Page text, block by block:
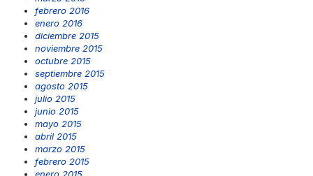
febrero 2016
enero 2016
diciembre 2015
noviembre 2015
octubre 2015
septiembre 2015
agosto 2015
julio 2015
junio 2015
mayo 2015
abril 2015
marzo 2015
febrero 2015